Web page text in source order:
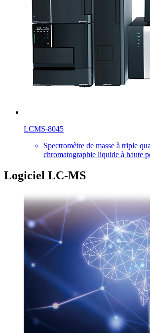
LCMS-8045
Spectromètre de masse à triple
chromatographie liquide à haute
Logiciel LC-MS